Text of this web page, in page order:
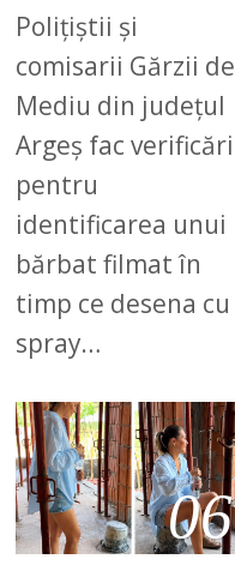
Polițiștii și
comisarii Gărzii de
Mediu din județul
Argeș fac verificări
pentru
identificarea unui
bărbat filmat în
timp ce desena cu
spray…
06